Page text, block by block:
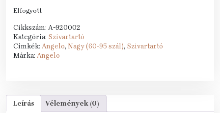
Elfogyott
Cikkszám: A-920002
Kategória: Szivartartó
Címkék: Angelo, Nagy (60-95 szál), Szivartartó
Márka: Angelo
Leírás Vélemények (0)